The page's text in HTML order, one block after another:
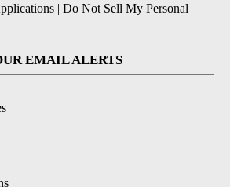
| Do Not Sell My Personal
EMAIL ALERTS